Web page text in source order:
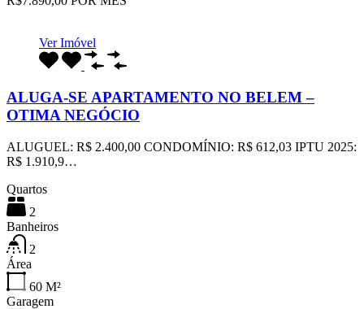
Ver Imóvel
ALUGA-SE APARTAMENTO NO BELEM –
OTIMA NEGÓCIO
ALUGUEL: R$ 2.400,00 CONDOMÍNIO: R$ 612,03 IPTU 2025:
R$ 1.910,9…
Quartos
2
Banheiros
2
Área
60 M²
Garagem